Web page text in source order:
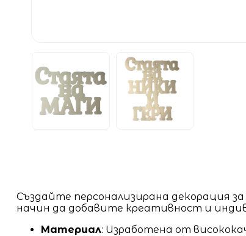
Създайте персонализирана декорация
начин да добавите креативност и
Материал: Изработена от